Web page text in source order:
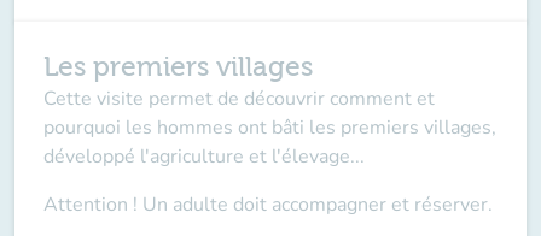
Les premiers villages
Cette visite permet de découvrir comment et
pourquoi les hommes ont bâti les premiers villages,
développé l'agriculture et l'élevage...
Attention ! Un adulte doit accompagner et réserver.